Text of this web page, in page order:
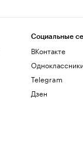
Социальные
ВКонтакте
Telegram
Дзен